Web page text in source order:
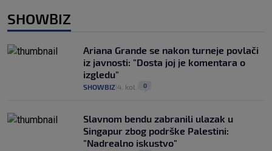
SHOWBIZ
Ariana Grande se nakon turneje povlači
iz javnosti: "Dosta joj je komentara o
izgledu"
SHOWBIZ 4. kol. 0
Slavnom bendu zabranili ulazak u
Singapur zbog podrške Palestini:
"Nadrealno iskustvo"